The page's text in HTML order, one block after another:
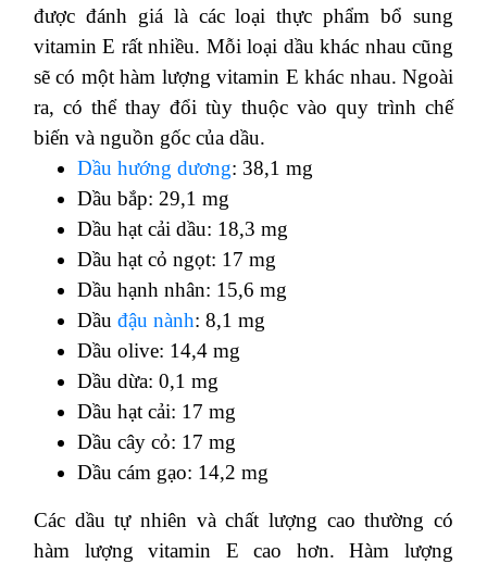
được đánh giá là các loại thực phẩm bổ sung
vitamin E rất nhiều. Mỗi loại dầu khác nhau cũng
sẽ có một hàm lượng vitamin E khác nhau. Ngoài
ra, có thể thay đổi tùy thuộc vào quy trình chế
biến và nguồn gốc của dầu.
Dầu hướng dương: 38,1 mg
Dầu bắp: 29,1 mg
Dầu hạt cải dầu: 18,3 mg
Dầu hạt cỏ ngọt: 17 mg
Dầu hạnh nhân: 15,6 mg
Dầu đậu nành: 8,1 mg
Dầu olive: 14,4 mg
Dầu dừa: 0,1 mg
Dầu hạt cải: 17 mg
Dầu cây cỏ: 17 mg
Dầu cám gạo: 14,2 mg
Các dầu tự nhiên và chất lượng cao thường có
hàm lượng vitamin E cao hơn. Hàm lượng